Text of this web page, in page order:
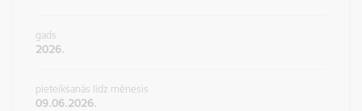
gads
2026.
pieteikšanās līdz mēnesis
09.06.2026.